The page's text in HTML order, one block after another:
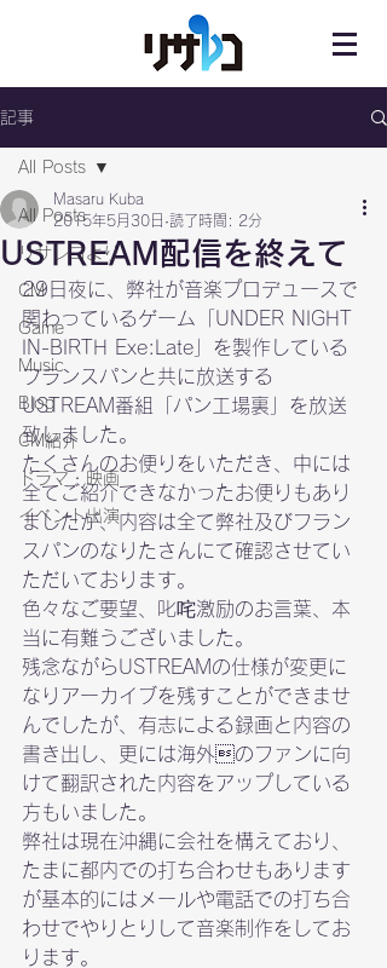
記事
All Posts
リサレコより
CM
Game
Music
Blog
CM紹介
ドラマ・映画
イベント出演
All Posts
USTREAM配信を終えて
Masaru Kuba
2015年5月30日 読了時間: 2分
29日夜に、弊社が音楽プロデュースで
関わっているゲーム「UNDER NIGHT
IN-BIRTH Exe:Late」を製作している
フランスパンと共に放送する
USTREAM番組「パン工場裏」を放送
致しました。
たくさんのお便りをいただき、中には
全てご紹介できなかったお便りもあり
ましたが、内容は全て弊社及びフラン
スパンのなりたさんにて確認させてい
ただいております。
色々なご要望、叱咤激励のお言葉、本
当に有難うございました。
残念ながらUSTREAMの仕様が変更に
なりアーカイブを残すことができませ
んでしたが、有志による録画と内容の
書き出し、更には海外のファンに向
けて翻訳された内容をアップしている
方もいました。
弊社は現在沖縄に会社を構えており、
たまに都内での打ち合わせもあります
が基本的にはメールや電話での打ち合
わせでやりとりして音楽制作をしてお
ります。